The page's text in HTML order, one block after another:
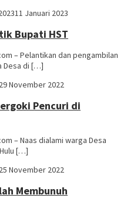
11 Januari 2023
Bupati HST
– Pelantikan dan pengambilan
Desa di […]
29 November 2022
Pencuri di
– Naas dialami warga Desa
[…]
25 November 2022
Membunuh